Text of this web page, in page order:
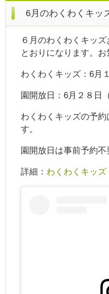
6月のわくわくキッ
６月のわくわくキッ
とおりになります。お
わくわくキッズ：6月
園開放日：6月２８日
わくわくキッズの予
す。
園開放日は事前予約不
詳細： わくわくキッズ